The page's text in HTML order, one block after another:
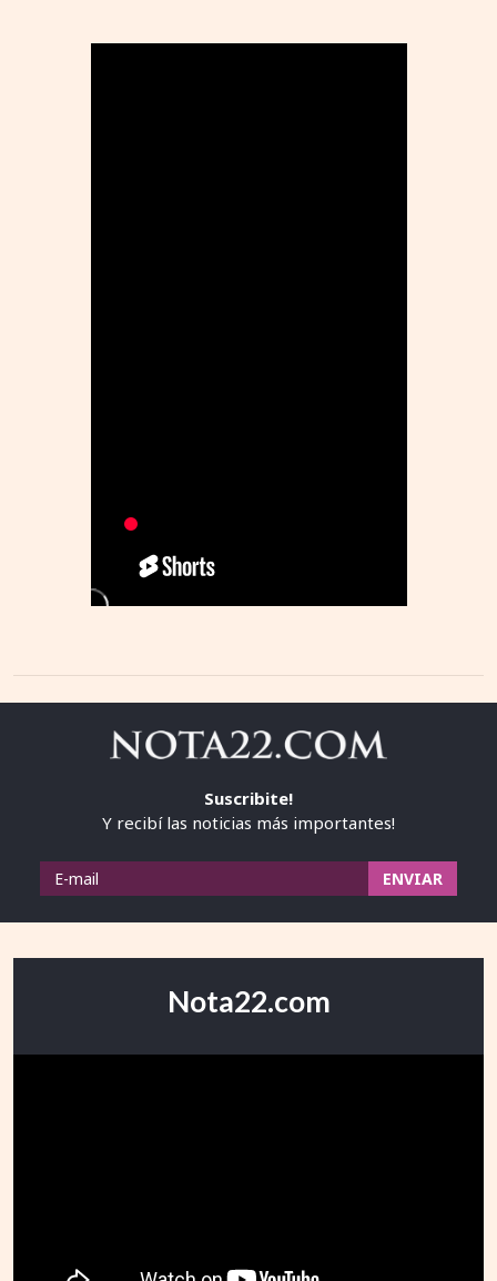
Suscribite!
Y recibí las noticias más importantes!
Nota22.com